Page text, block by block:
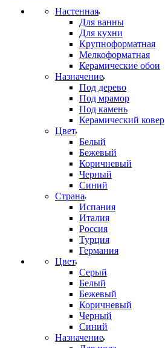
Настенная
Для ванны
Для кухни
Крупноформатная
Мелкоформатная
Керамические обои
Назначение
Под дерево
Под мрамор
Под камень
Керамический ковер
Цвет
Белый
Бежевый
Коричневый
Черный
Синий
Страна
Испания
Италия
Россия
Турция
Германия
Цвет
Серый
Белый
Бежевый
Коричневый
Черный
Синий
Назначение